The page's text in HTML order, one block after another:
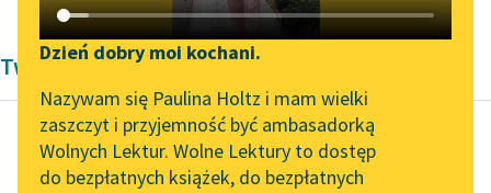
Katalog DAISY
Podkasty o książkach
Zgłoś brak utworu
Aktualności
„Prokurator Alicja Horn”
do słuchania
Narzędzia
Mapa Wolnych Lektur
Leśmianator
Dzień dobry moi kochani.
Nazywam się Paulina Holtz i mam wielki
zaszczyt i przyjemność być ambasadorką
Wolnych Lektur. Wolne Lektury to dostęp
do bezpłatnych książek, do bezpłatnych
Twórczość Romantyzm Louisa Galleta
Louis Gallet